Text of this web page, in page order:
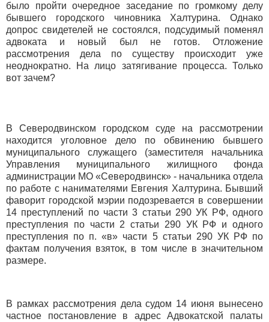
было пройти очередное заседание по громкому делу
бывшего городского чиновника Халтурина. Однако
допрос свидетелей не состоялся, подсудимый поменял
адвоката и новый был не готов. Отложение
рассмотрения дела по существу происходит уже
неоднократно. На лицо затягивание процесса. Только
вот зачем?
В Северодвинском городском суде на рассмотрении
находится уголовное дело по обвинению бывшего
муниципального служащего (заместителя начальника
Управления муниципального жилищного фонда
администрации МО «Северодвинск» - начальника отдела
по работе с нанимателями Евгения Халтурина. Бывший
фаворит городской мэрии подозревается в совершении
14 преступлений по части 3 статьи 290 УК РФ, одного
преступления по части 2 статьи 290 УК РФ и одного
преступления по п. «в» части 5 статьи 290 УК РФ по
фактам получения взяток, в том числе в значительном
размере.
В рамках рассмотрения дела судом 14 июня вынесено
частное постановление в адрес Адвокатской палаты